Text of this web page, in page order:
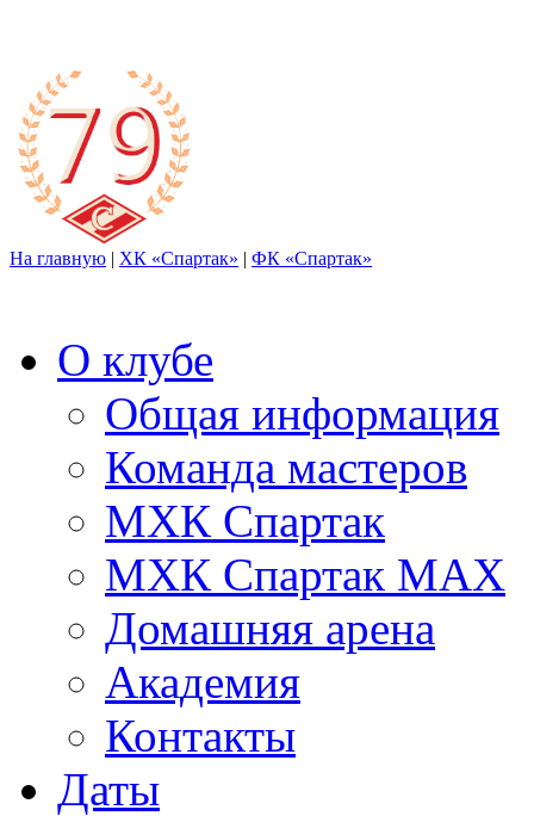
На главную | ХК «Спартак» | ФК «Спартак»
О клубе
Общая информация
Команда мастеров
МХК Спартак
МХК Спартак МАХ
Домашняя арена
Академия
Контакты
Даты